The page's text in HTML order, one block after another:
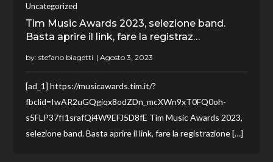
Uncategorized
Tim Music Awards 2023, selezione band.
Basta aprire il link, fare la registraz…
by:stefano biagetti
[ad_1] https://musicawards.tim.it/?
fbclid=IwAR2uGQgiqx8odZDn_mcXWn9xT0FQ0oh-
s5FLP37fI1srafQi4W9EFJ5D8fE Tim Music Awards 2023,
selezione band. Basta aprire il link, fare la registrazione […]